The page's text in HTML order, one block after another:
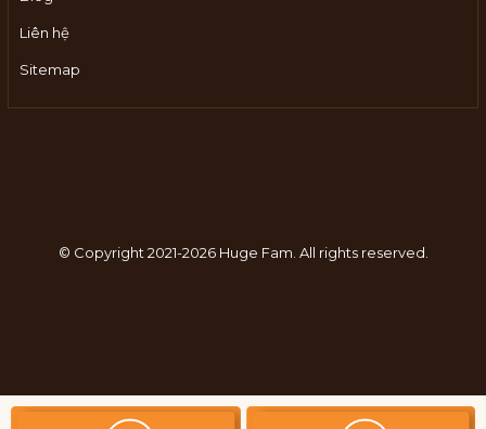
Liên hệ
Sitemap
© Copyright 2021-2026 Huge Fam. All rights reserved.